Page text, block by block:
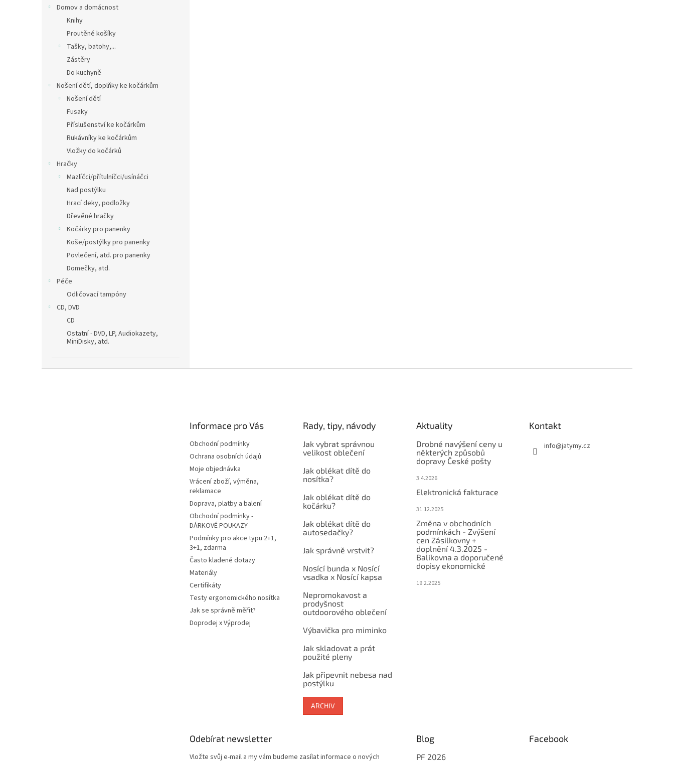
Domov a domácnost
Knihy
Proutěné košíky
Tašky, batohy,...
Zástěry
Do kuchyně
Nošení dětí, doplňky ke kočárkům
Nošení dětí
Fusaky
Příslušenství ke kočárkům
Rukávníky ke kočárkům
Vložky do kočárků
Hračky
Mazlíčci/přítulníčci/usínáčci
Nad postýlku
Hrací deky, podložky
Dřevěné hračky
Kočárky pro panenky
Koše/postýlky pro panenky
Povlečení, atd. pro panenky
Domečky, atd.
Péče
Odličovací tampóny
CD, DVD
CD
Ostatní - DVD, LP, Audiokazety,
MiniDisky, atd.
Informace pro Vás
Obchodní podmínky
Ochrana osobních údajů
Moje objednávka
Vrácení zboží, výměna,
reklamace
Doprava, platby a balení
Obchodní podmínky -
DÁRKOVÉ POUKAZY
Podmínky pro akce typu 2+1,
3+1, zdarma
Často kladené dotazy
Materiály
Certifikáty
Testy ergonomického nosítka
Jak se správně měřit?
Doprodej x Výprodej
Rady, tipy, návody
Jak vybrat správnou
velikost oblečení
Jak oblékat dítě do
nosítka?
Jak oblékat dítě do
kočárku?
Jak oblékat dítě do
autosedačky?
Jak správně vrstvit?
Nosící bunda x Nosící
vsadka x Nosící kapsa
Nepromokavost a
prodyšnost
outdoorového oblečení
Výbavička pro miminko
Jak skladovat a prát
použité pleny
Jak připevnit nebesa nad
postýlku
ARCHIV
Aktuality
Drobné navýšení ceny u
některých způsobů
dopravy České pošty
3.4.2026
Elektronická fakturace
31.12.2025
Změna v obchodních
podmínkách - Zvýšení
cen Zásilkovny +
doplnění 4.3.2025 -
Balíkovna a doporučené
dopisy ekonomické
19.2.2025
Kontakt
info@jatymy.cz
Odebírat newsletter
Vložte svůj e-mail a my vám budeme zasílat informace o nových
Blog
PF 2026
Facebook